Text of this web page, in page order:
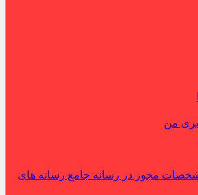
من
مجوز در رسانه جامع رسانه های